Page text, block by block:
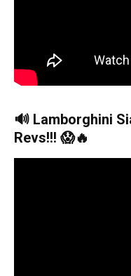
🔊 Lamborghini
Revs!!! 😱🔥